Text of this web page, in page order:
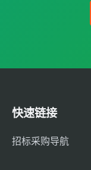
快速链接
招标采购导航